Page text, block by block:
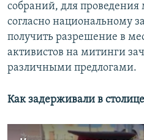
собраний, для
согласно национальному
получить разрешение в
активистов на митинги
различными предлогами.
Как задерживали в